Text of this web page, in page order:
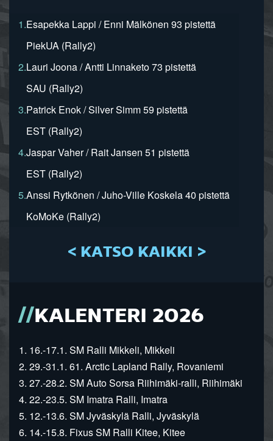
1.Esapekka Lappi / Enni Mälkönen 93 pistettä
PiekUA (Rally2)
2.Lauri Joona / Antti Linnaketo 73 pistettä
SAU (Rally2)
3.Patrick Enok / Silver Simm 59 pistettä
EST (Rally2)
4.Jaspar Vaher / Rait Jansen 51 pistettä
EST (Rally2)
5.Anssi Rytkönen / Juho-Ville Koskela 40 pistettä
KoMoKe (Rally2)
< KATSO KAIKKI >
KALENTERI 2026
1. 16.-17.1. SM Ralli Mikkeli, Mikkeli
2. 29.-31.1. 61. Arctic Lapland Rally, Rovaniemi
3. 27.-28.2. SM Auto Sorsa Riihimäki-ralli, Riihimäki
4. 22.-23.5. SM Imatra Ralli, Imatra
5. 12.-13.6. SM Jyväskylä Ralli, Jyväskylä
6. 14.-15.8. Fixus SM Ralli Kitee, Kitee